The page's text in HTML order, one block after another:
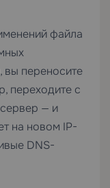
файла
переносите
переходите с
— и
на новом IP-
DNS-